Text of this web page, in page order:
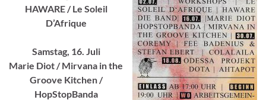
HAWARE / Le Soleil
D’Afrique
Samstag, 16. Juli
Marie Diot / Mirvana in the
Groove Kitchen /
HopStopBanda